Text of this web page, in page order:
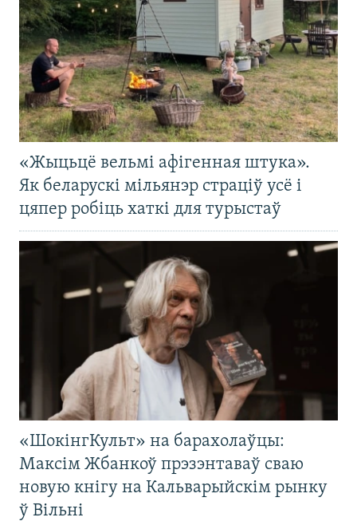
«Жыцьцё вельмі афігенная штука».
Як беларускі мільянэр страціў усё і
цяпер робіць хаткі для турыстаў
«ШокінгКульт» на барахолаўцы:
Максім Жбанкоў прэзэнтаваў сваю
новую кнігу на Кальварыйскім рынку
ў Вільні